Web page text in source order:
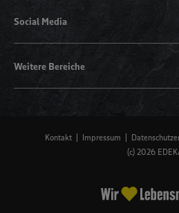
Social Media
Weitere Bereiche
Kontakt Impressum
(c) 2026